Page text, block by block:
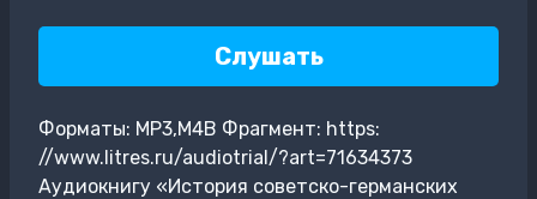
Слушать
Форматы: MP3,M4B Фрагмент: https:
//www.litres.ru/audiotrial/?art=71634373
Аудиокнигу «История советско-германских